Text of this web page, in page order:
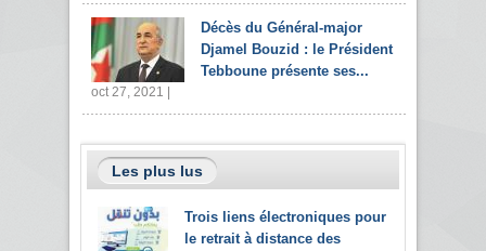
Décès du Général-major
Djamel Bouzid : le Président
Tebboune présente ses...
oct 27, 2021 |
Les plus lus
Trois liens électroniques pour
le retrait à distance des